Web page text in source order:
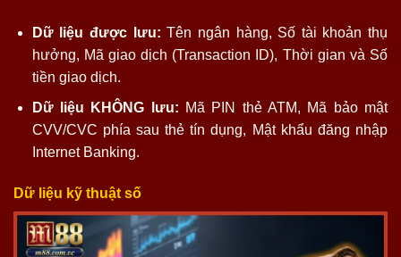
Dữ liệu được lưu: Tên ngân hàng, Số tài khoản thụ
hưởng, Mã giao dịch (Transaction ID), Thời gian và Số
tiền giao dịch.
Dữ liệu KHÔNG lưu: Mã PIN thẻ ATM, Mã bảo mật
CVV/CVC phía sau thẻ tín dụng, Mật khẩu đăng nhập
Internet Banking.
Dữ liệu kỹ thuật số